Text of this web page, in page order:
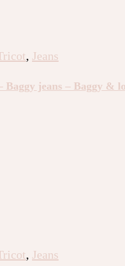
, Jeans
Baggy jeans – Baggy &
, Jeans